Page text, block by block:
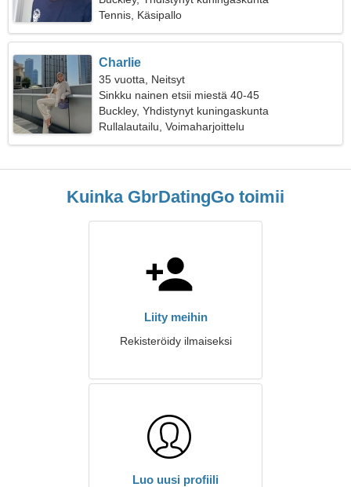
Tennis, Käsipallo
Charlie
35 vuotta, Neitsyt
Sinkku nainen etsii miestä 40-45
Buckley, Yhdistynyt kuningaskunta
Rullalautailu, Voimaharjoittelu
Kuinka GbrDatingGo toimii
Liity meihin
Rekisteröidy ilmaiseksi
Luo uusi profiili